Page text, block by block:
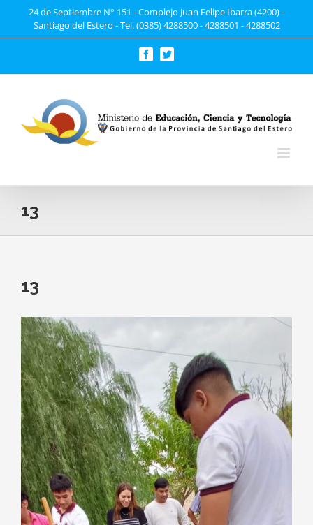
24 de Septiembre N° 151 - Complejo Juan Felipe Ibarra (4200) -
Santiago del Estero - Tel. (0385) 4288500 - 4288501 - 4288502
FacebookTwitter
13
13